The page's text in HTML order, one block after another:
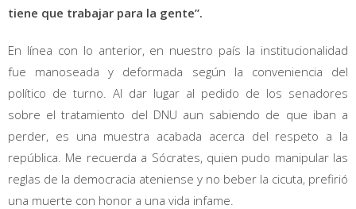
tiene que trabajar para la gente”.
En línea con lo anterior, en nuestro país la institucionalidad
fue manoseada y deformada según la conveniencia del
político de turno. Al dar lugar al pedido de los senadores
sobre el tratamiento del DNU aun sabiendo de que iban a
perder, es una muestra acabada acerca del respeto a la
república. Me recuerda a Sócrates, quien pudo manipular las
reglas de la democracia ateniense y no beber la cicuta, prefirió
una muerte con honor a una vida infame.